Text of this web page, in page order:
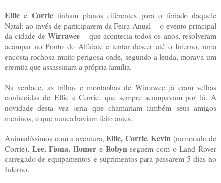
Ellie e Corrietinham planos diferentes para o feriado daquele
Natal: ao invés de participarem da Feira Anual – o evento principal
da cidade de Wirrawee– que acontecia todos os anos, resolveram
acampar no Ponto do Alfaiate e tentar descer até o Inferno, uma
encosta rochosa muito perigosa onde, segundo a lenda, morava um
eremita que assassinara a própria família.
Na verdade, as trilhas e montanhas de Wirrawee já eram velhas
conhecidas de Ellie e Corrie, que sempre acampavam por lá. A
novidade desta vez seria que chamariam também seus amigos
meninos, o que nunca haviam feito antes.
Animadíssimos com a aventura, Ellie, Corrie, Kevin (namorado de
Corrie), Lee, Fiona, Homer e Robyn seguem com o Land Rover
carregado de equipamentos e suprimentos para passarem 5 dias no
Inferno.